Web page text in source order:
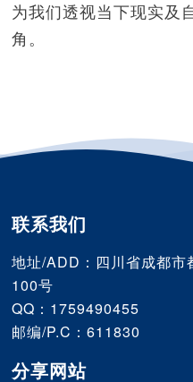
为我们透视当下现实及
角。
联系我们
地址/ADD：四川省成都市
100号
QQ：1759490455
邮编/P.C：611830
分享网站